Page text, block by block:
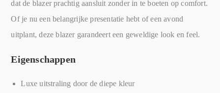
dat de blazer prachtig aansluit zonder in te boeten op comfort.
Of je nu een belangrijke presentatie hebt of een avond
uitplant, deze blazer garandeert een geweldige look en feel.
Eigenschappen
Luxe uitstraling door de diepe kleur